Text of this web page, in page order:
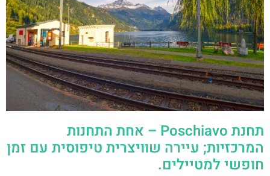
תחנת Poschiavo – אחת התחנות
המרכזיות; עיירה שוויצרית טיפוסית עם זמן
חופשי למטיילים.